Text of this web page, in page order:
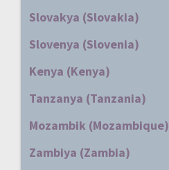
Slovakya (Slovakia)
Slovenya (Slovenia)
Kenya (Kenya)
Tanzanya (Tanzania)
Mozambik (Mozambique)
Zambiya (Zambia)